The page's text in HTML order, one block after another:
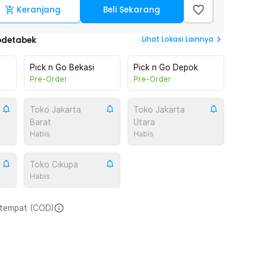
Keranjang Beli Sekarang
Lihat Lokasi Lainnya
Pick n Go Bekasi
Pre-Order
Pick n Go Depok
Pre-Order
Toko Jakarta
Barat
Habis
Toko Jakarta
Utara
Habis
Toko Cikupa
Habis
(COD)